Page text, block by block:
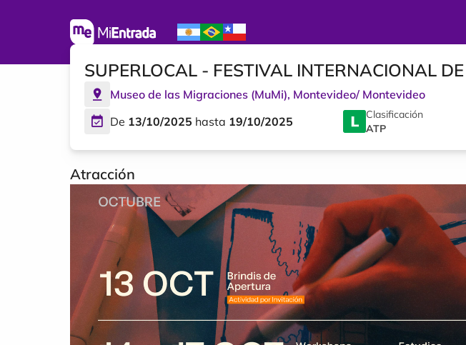
SUPERLOCAL - FESTIVAL INTERNACIONAL
Museo de las Migraciones (MuMi), Montevideo/ Montevideo
De 13/10/2025 hasta 19/10/2025
Clasificación
ATP
Atracción